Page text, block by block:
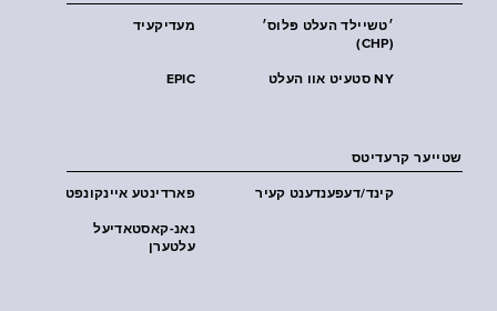
מעדיקעיד
׳טשיילד העלט פּלוס׳
(CHP)
EPIC NY סטעיט אוו העלט
שטייער קרעדיטס
פארדינטע איינקונפט קינד/דעפענדענט קעיר
נאנ-קאסטאדיעל
עלטערן